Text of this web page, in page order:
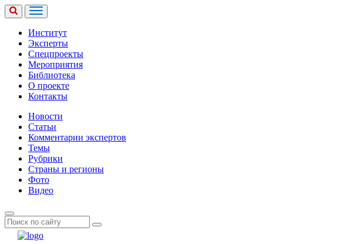
Институт
Эксперты
Спецпроекты
Мероприятия
Библиотека
О проекте
Контакты
Новости
Статьи
Комментарии экспертов
Темы
Рубрики
Страны и регионы
Фото
Видео